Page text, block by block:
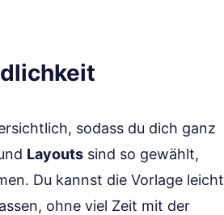
sodass du dich ganz
Layouts sind so gewählt,
Du kannst die Vorlage leicht
ohne viel Zeit mit der